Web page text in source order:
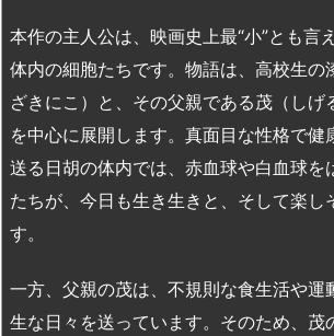
本作の主人公は、映画史上最“小”とも
体内の細胞たちです。物語は、高校生の
ざきにこ）と、その父親である茂（しげ
を中心に展開します。真面目な性格で健
送る日胡の体内では、赤血球や白血球を
たちが、今日も生き生きと、そして楽し
す。
一方、父親の茂は、不規則な食生活や運
生な日々を送っています。そのため、茂